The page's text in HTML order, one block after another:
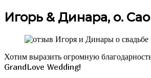
Игорь & Динара, о.
Хотим выразить огромную
GrandLove Wedding!